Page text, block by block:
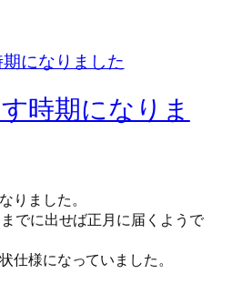
時期になりま
りました。
でに出せば正月に届くようで
仕様になっていました。